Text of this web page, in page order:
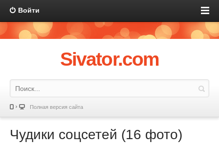
Войти
Sivator.com
Полная версия сайта
Чудики соцсетей (16 фото)